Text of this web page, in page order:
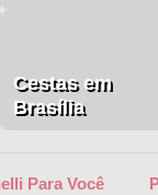
Cestas em
Brasília
Para Você